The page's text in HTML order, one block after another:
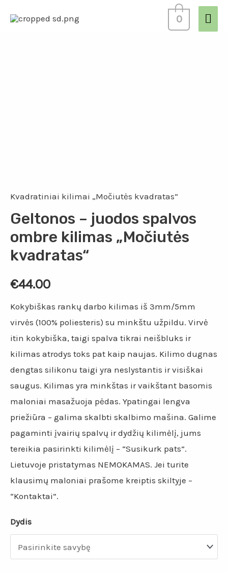
0
Kvadratiniai kilimai „Močiutės kvadratas“
Geltonos – juodos spalvos
ombre kilimas „Močiutės
kvadratas“
€44.00
Kokybiškas rankų darbo kilimas iš 3mm/5mm
virvės (100% poliesteris) su minkštu užpildu. Virvė
itin kokybiška, taigi spalva tikrai neišbluks ir
kilimas atrodys toks pat kaip naujas. Kilimo dugnas
dengtas silikonu taigi yra neslystantis ir visiškai
saugus. Kilimas yra minkštas ir vaikštant basomis
maloniai masažuoja pėdas. Ypatingai lengva
priežiūra – galima skalbti skalbimo mašina. Galime
pagaminti įvairių spalvų ir dydžių kilimėlį, jums
tereikia pasirinkti kilimėlį – “Susikurk pats”.
Lietuvoje pristatymas NEMOKAMAS. Jei turite
klausimų maloniai prašome kreiptis skiltyje –
“Kontaktai”.
Dydis